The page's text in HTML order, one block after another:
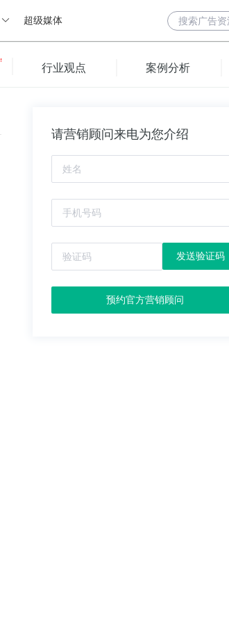
超级媒体
行业观点 案例分析
请营销顾问来电为您介绍
发送验证码
预约官方营销顾问